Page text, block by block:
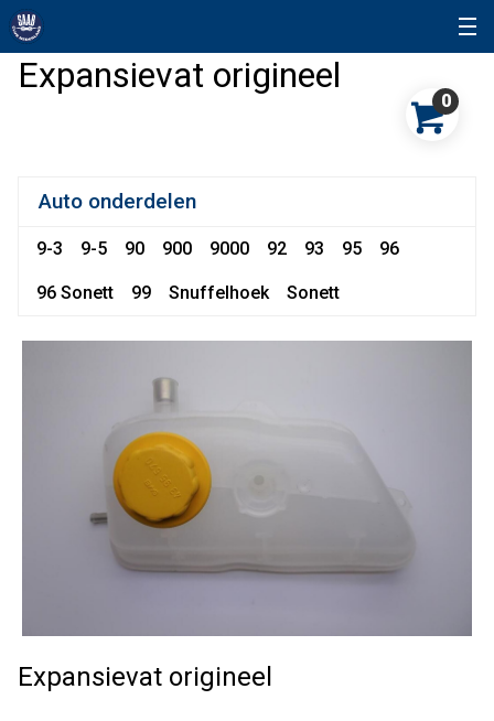
Expansievat origineel
0
Auto onderdelen
9-3 9-5 90 900 9000 92 93 95 96
96 Sonett 99 Snuffelhoek Sonett
Expansievat origineel